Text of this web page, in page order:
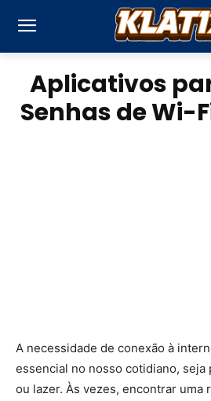
Aplicativos
Senhas de Wi-
A necessidade de conexão à
essencial no nosso cotidiano, seja
ou lazer. Às vezes, encontrar uma